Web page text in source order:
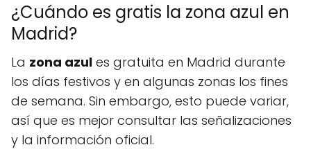
¿Cuándo es gratis la zona azul en
Madrid?
La zona azul es gratuita en Madrid durante
los días festivos y en algunas zonas los fines
de semana. Sin embargo, esto puede variar,
así que es mejor consultar las señalizaciones
y la información oficial.